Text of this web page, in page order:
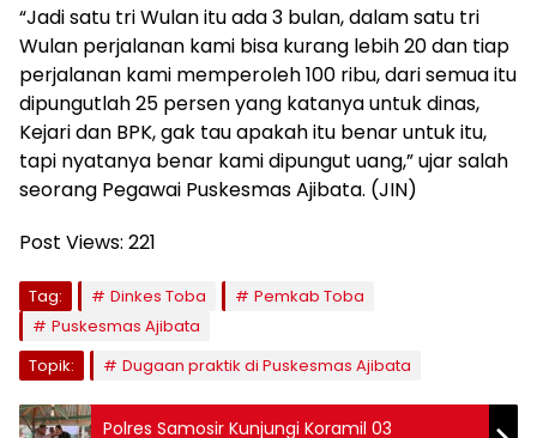
“Jadi satu tri Wulan itu ada 3 bulan, dalam satu tri
Wulan perjalanan kami bisa kurang lebih 20 dan tiap
perjalanan kami memperoleh 100 ribu, dari semua itu
dipungutlah 25 persen yang katanya untuk dinas,
Kejari dan BPK, gak tau apakah itu benar untuk itu,
tapi nyatanya benar kami dipungut uang,” ujar salah
seorang Pegawai Puskesmas Ajibata. (JIN)
Post Views: 221
Tag: Dinkes Toba
Pemkab Toba
Puskesmas Ajibata
Topik:
Dugaan praktik di Puskesmas Ajibata
Polres Samosir Kunjungi Koramil 03